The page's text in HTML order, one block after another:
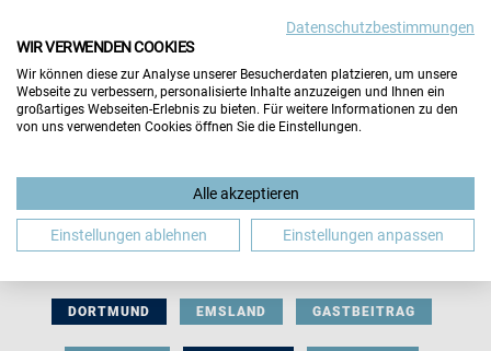
BERUFLICHE ORIENTIERUNG BEWERBUNG
DORTMUND EMSLAND GASTBEITRAG
Datenschutzbestimmungen
WIR VERWENDEN COOKIES
Wir können diese zur Analyse unserer Besucherdaten platzieren, um unsere
Webseite zu verbessern, personalisierte Inhalte anzuzeigen und Ihnen ein
großartiges Webseiten-Erlebnis zu bieten. Für weitere Informationen zu den
von uns verwendeten Cookies öffnen Sie die Einstellungen.
Alle akzeptieren
Einstellungen ablehnen Einstellungen anpassen